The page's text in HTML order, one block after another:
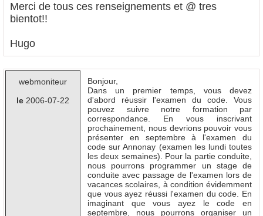
Merci de tous ces renseignements et @ tres
bientot!!
Hugo
webmoniteur
le 2006-07-22
Bonjour,
Dans un premier temps, vous devez
d'abord réussir l'examen du code. Vous
pouvez suivre notre formation par
correspondance. En vous inscrivant
prochainement, nous devrions pouvoir vous
présenter en septembre à l'examen du
code sur Annonay (examen les lundi toutes
les deux semaines). Pour la partie conduite,
nous pourrons programmer un stage de
conduite avec passage de l'examen lors de
vacances scolaires, à condition évidemment
que vous ayez réussi l'examen du code. En
imaginant que vous ayez le code en
septembre, nous pourrons organiser un